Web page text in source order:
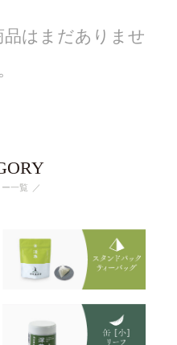
はまだありませ
ー一覧